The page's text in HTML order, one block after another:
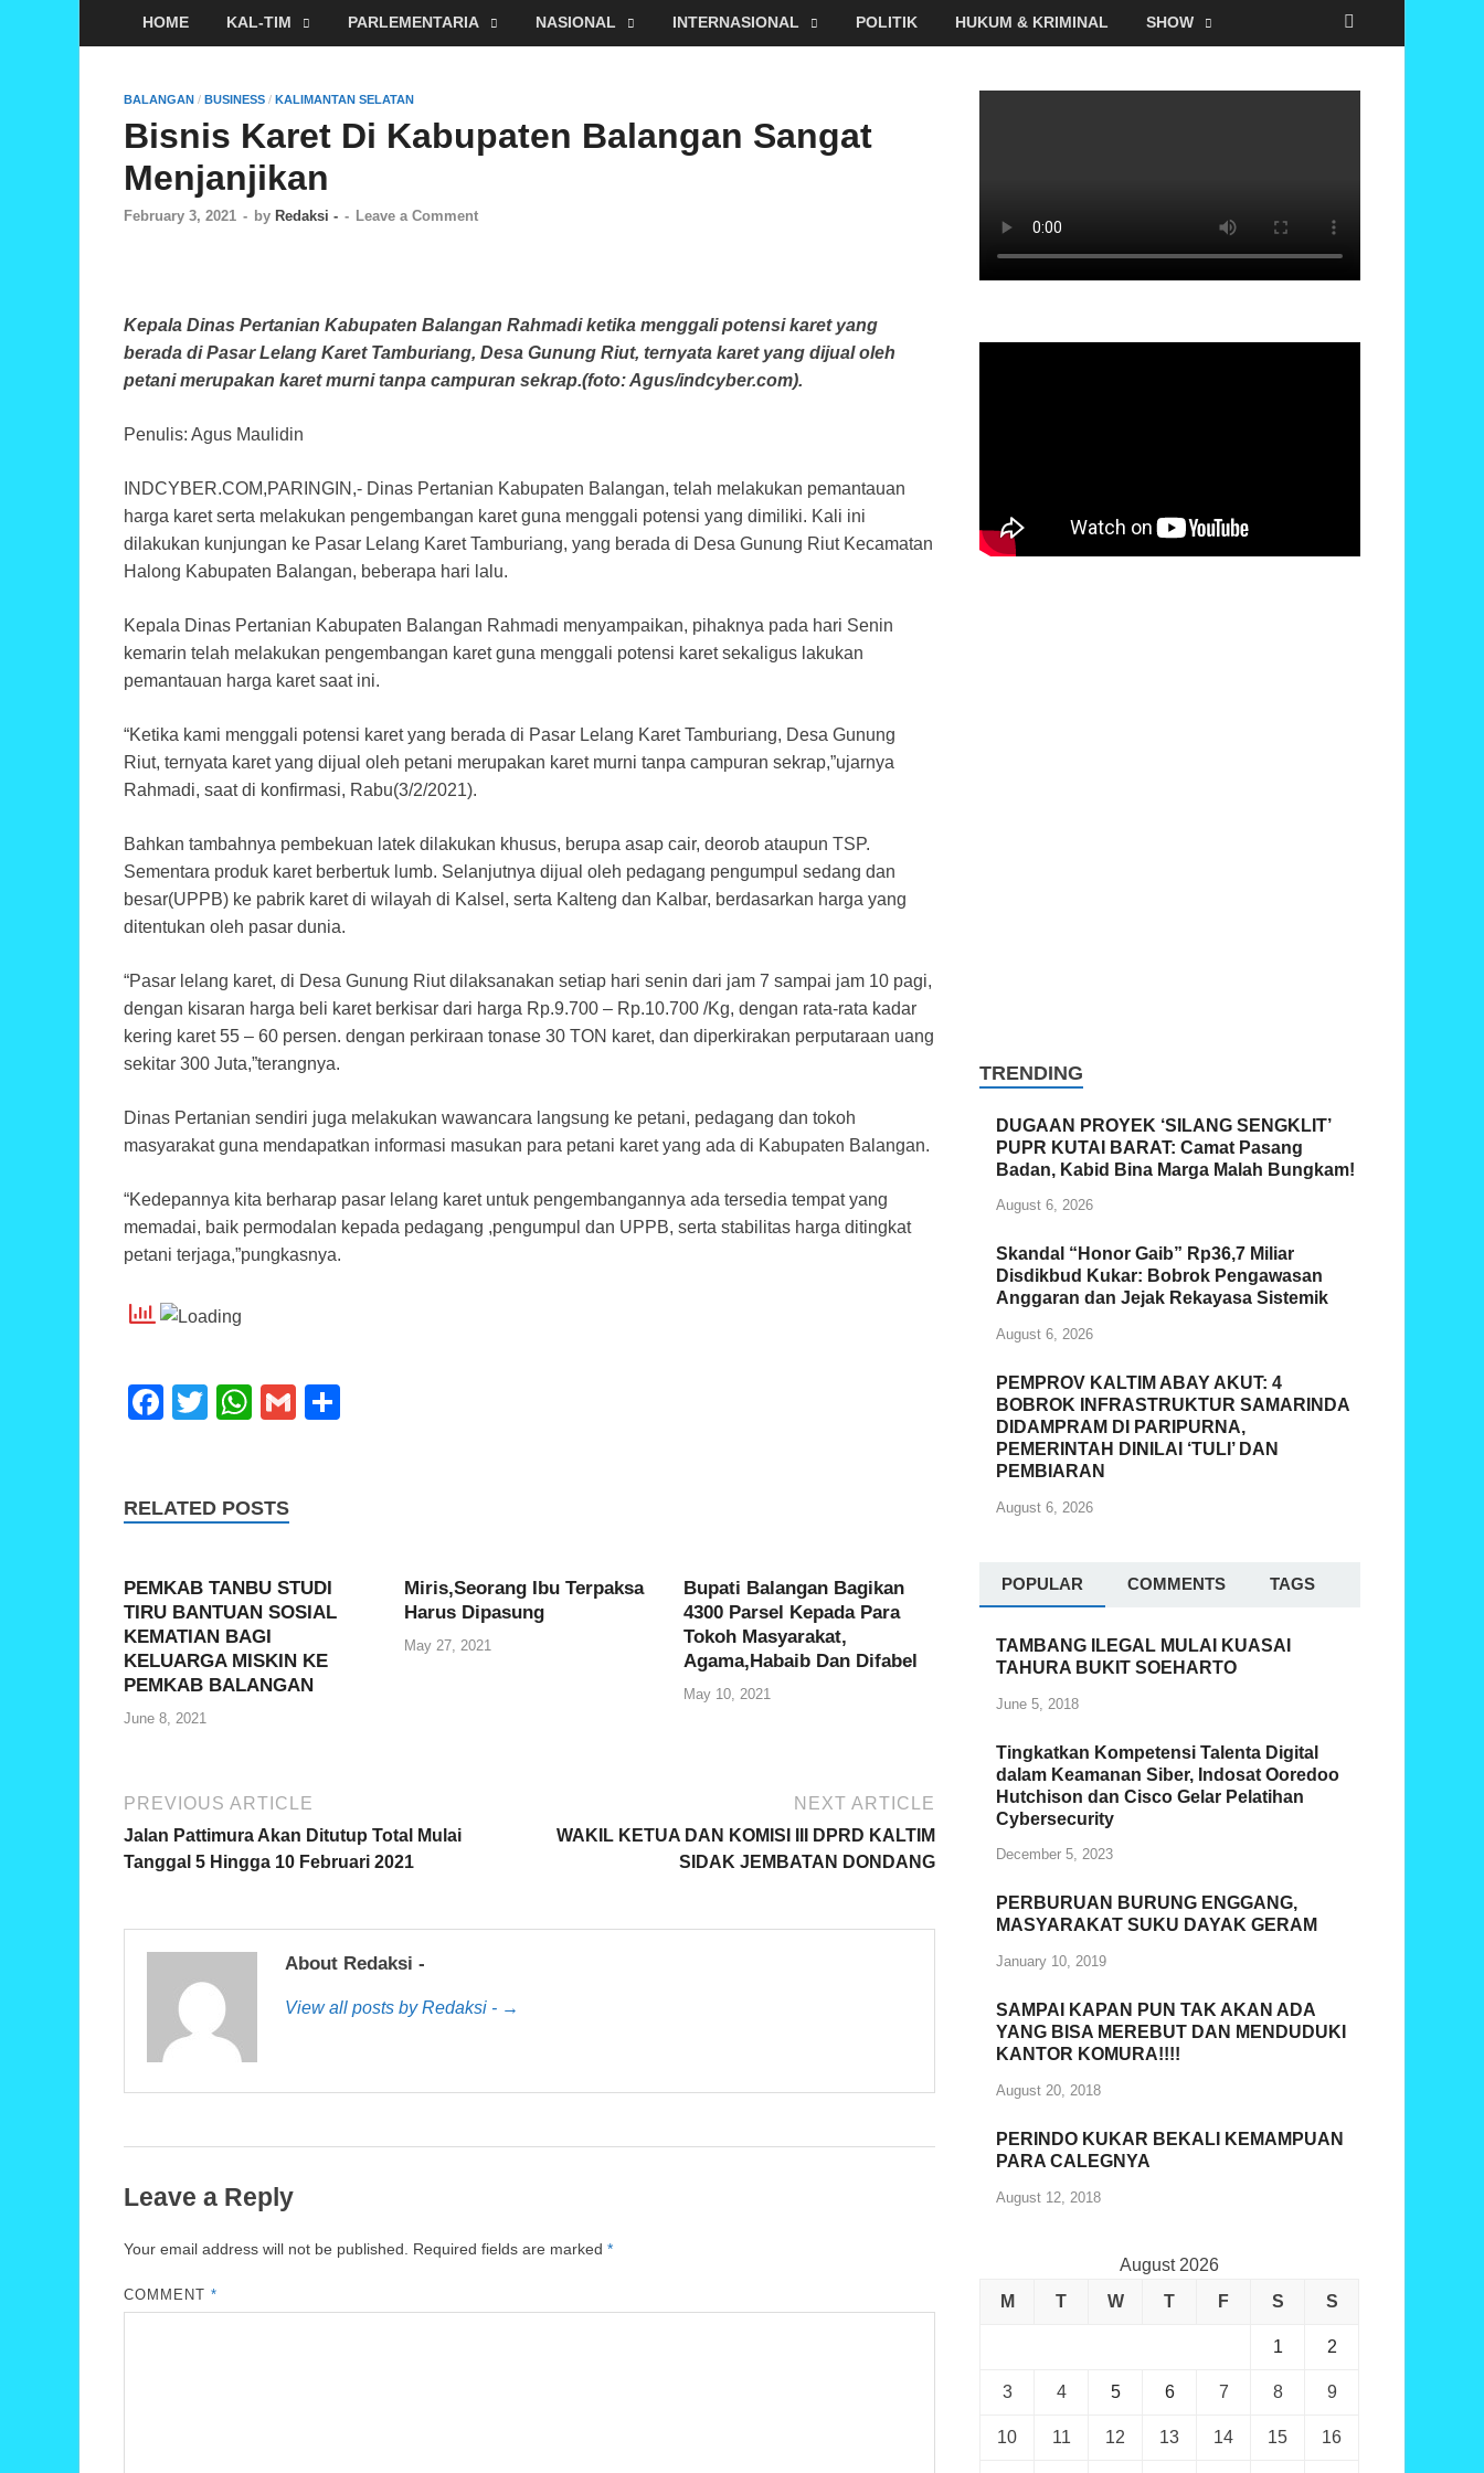
HOME KAL-TIM PARLEMENTARIA NASIONAL INTERNASIONAL POLITIK HUKUM & KRIMINAL SHOW
BALANGAN / BUSINESS / KALIMANTAN SELATAN
Bisnis Karet Di Kabupaten Balangan Sangat
Menjanjikan
February 3, 2021 - by Redaksi - - Leave a Comment
Kepala Dinas Pertanian Kabupaten Balangan Rahmadi ketika menggali potensi karet yang
berada di Pasar Lelang Karet Tamburiang, Desa Gunung Riut, ternyata karet yang dijual oleh
petani merupakan karet murni tanpa campuran sekrap.(foto: Agus/indcyber.com).
Penulis: Agus Maulidin
INDCYBER.COM,PARINGIN,- Dinas Pertanian Kabupaten Balangan, telah melakukan pemantauan
harga karet serta melakukan pengembangan karet guna menggali potensi yang dimiliki. Kali ini
dilakukan kunjungan ke Pasar Lelang Karet Tamburiang, yang berada di Desa Gunung Riut Kecamatan
Halong Kabupaten Balangan, beberapa hari lalu.
Kepala Dinas Pertanian Kabupaten Balangan Rahmadi menyampaikan, pihaknya pada hari Senin
kemarin telah melakukan pengembangan karet guna menggali potensi karet sekaligus lakukan
pemantauan harga karet saat ini.
“Ketika kami menggali potensi karet yang berada di Pasar Lelang Karet Tamburiang, Desa Gunung
Riut, ternyata karet yang dijual oleh petani merupakan karet murni tanpa campuran sekrap,”ujarnya
Rahmadi, saat di konfirmasi, Rabu(3/2/2021).
Bahkan tambahnya pembekuan latek dilakukan khusus, berupa asap cair, deorob ataupun TSP.
Sementara produk karet berbertuk lumb. Selanjutnya dijual oleh pedagang pengumpul sedang dan
besar(UPPB) ke pabrik karet di wilayah di Kalsel, serta Kalteng dan Kalbar, berdasarkan harga yang
ditentukan oleh pasar dunia.
“Pasar lelang karet, di Desa Gunung Riut dilaksanakan setiap hari senin dari jam 7 sampai jam 10 pagi,
dengan kisaran harga beli karet berkisar dari harga Rp.9.700 – Rp.10.700 /Kg, dengan rata-rata kadar
kering karet 55 – 60 persen. dengan perkiraan tonase 30 TON karet, dan diperkirakan perputaraan uang
sekitar 300 Juta,”terangnya.
Dinas Pertanian sendiri juga melakukan wawancara langsung ke petani, pedagang dan tokoh
masyarakat guna mendapatkan informasi masukan para petani karet yang ada di Kabupaten Balangan.
“Kedepannya kita berharap pasar lelang karet untuk pengembangannya ada tersedia tempat yang
memadai, baik permodalan kepada pedagang ,pengumpul dan UPPB, serta stabilitas harga ditingkat
petani terjaga,”pungkasnya.
F
e
o
o
k
T
er
W
s
p
p
G
RELATED POSTS
PEMKAB TANBU STUDI
TIRU BANTUAN SOSIAL
KEMATIAN BAGI
KELUARGA MISKIN KE
PEMKAB BALANGAN
June 8, 2021
Miris,Seorang Ibu Terpaksa
Harus Dipasung
May 27, 2021
Bupati Balangan Bagikan
4300 Parsel Kepada Para
Tokoh Masyarakat,
Agama,Habaib Dan Difabel
May 10, 2021
PREVIOUS ARTICLE
Jalan Pattimura Akan Ditutup Total Mulai
Tanggal 5 Hingga 10 Februari 2021
NEXT ARTICLE
WAKIL KETUA DAN KOMISI III DPRD KALTIM
SIDAK JEMBATAN DONDANG
About Redaksi -
View all posts by Redaksi - →
Leave a Reply
Your email address will not be published. Required fields are marked *
COMMENT*
TRENDING
DUGAAN PROYEK ‘SILANG SENGKLIT’
PUPR KUTAI BARAT: Camat Pasang
Badan, Kabid Bina Marga Malah Bungkam!
August 6, 2026
Skandal “Honor Gaib” Rp36,7 Miliar
Disdikbud Kukar: Bobrok Pengawasan
Anggaran dan Jejak Rekayasa Sistemik
August 6, 2026
PEMPROV KALTIM ABAY AKUT: 4
BOBROK INFRASTRUKTUR SAMARINDA
DIDAMPRAM DI PARIPURNA,
PEMERINTAH DINILAI ‘TULI’ DAN
PEMBIARAN
August 6, 2026
POPULAR COMMENTS TAGS
TAMBANG ILEGAL MULAI KUASAI
TAHURA BUKIT SOEHARTO
June 5, 2018
Tingkatkan Kompetensi Talenta Digital
dalam Keamanan Siber, Indosat Ooredoo
Hutchison dan Cisco Gelar Pelatihan
Cybersecurity
December 5, 2023
PERBURUAN BURUNG ENGGANG,
MASYARAKAT SUKU DAYAK GERAM
January 10, 2019
SAMPAI KAPAN PUN TAK AKAN ADA
YANG BISA MEREBUT DAN MENDUDUKI
KANTOR KOMURA!!!!
August 20, 2018
PERINDO KUKAR BEKALI KEMAMPUAN
PARA CALEGNYA
August 12, 2018
August 2026
M
T W T F S S
1 2
3 4 5 6 7 8 9
10 11 12 13 14 15 16